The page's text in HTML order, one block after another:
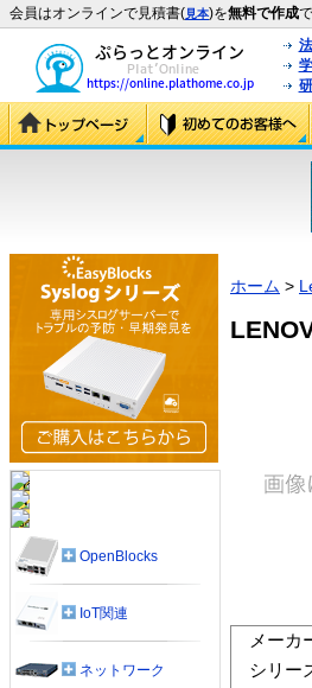
会員はオンラインで見積書(見本)を無料で作成
ホーム >
メーカ
シリー
OpenBlocks
IoT関連
ネットワーク